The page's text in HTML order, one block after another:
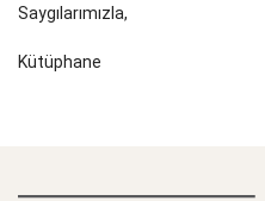
Saygılarımızla,
Kütüphane